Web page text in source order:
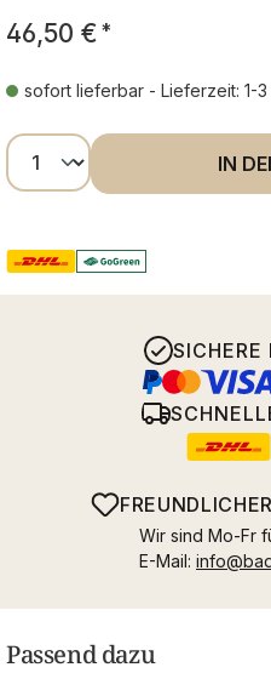
46,50 € *
sofort lieferbar - Lieferzeit: 1-
Produkt Anzahl: IN
SICHERE
Wir sind Mo-Fr
E-Mail:
Passend dazu